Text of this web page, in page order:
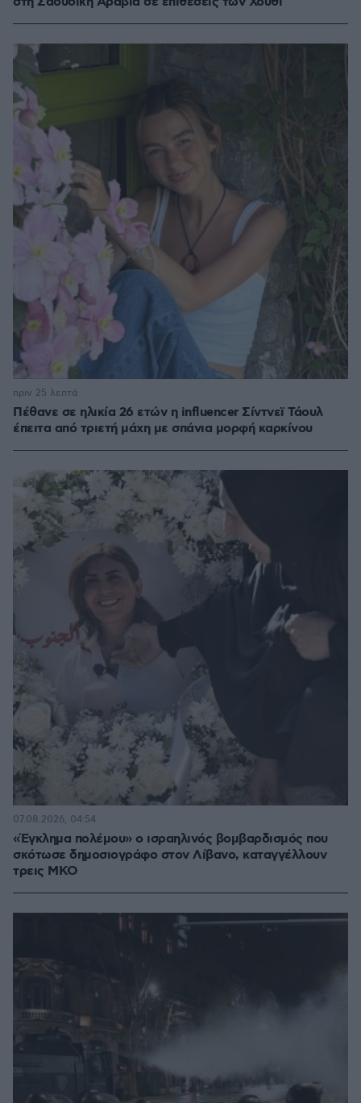
Πέθανε σε ηλικία 26 ετών η influencer Σίντνεϊ Τάουλ
έπειτα από τριετή μάχη με σπάνια μορφή καρκίνου
πριν 25 λεπτά
«Έγκλημα πολέμου» ο ισραηλινός βομβαρδισμός που
σκότωσε δημοσιογράφο στον Λίβανο, καταγγέλλουν
τρεις ΜΚΟ
07.08.2026, 04:54